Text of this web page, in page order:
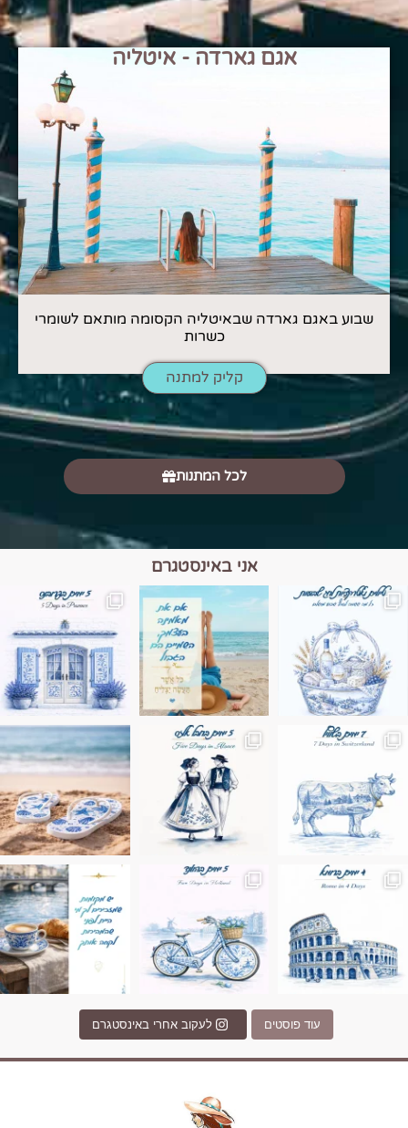
אגם גארדה - איטליה
שבוע באגם גארדה שבאיטליה הקסומה מותאם לשומרי
כשרות
קליק למתנה
לכל המתנות
אני באינסטגרם
הם הגבול 💙🩵
בחבל אלזס צרפת
בחופשה שבו הכל נהיה פשוט יותר. החול, הי
Instagram post
Instagram post 17994326828955248
עוד פוסטים לעקוב אחרי באינסטגרם